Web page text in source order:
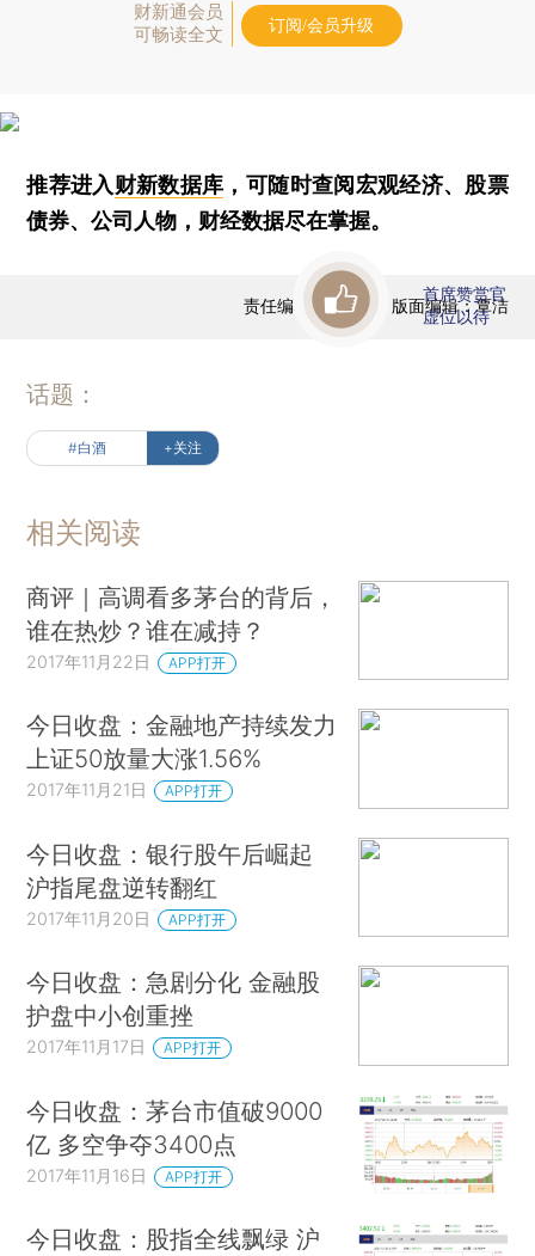
财新通会员
可畅读全文
订阅/会员升级
推荐进入财新数据库 ，可随时查阅宏观经济、股票
债券、公司人物，财经数据尽在掌握。
责任编辑：曹文姣 | 版面编辑：覃洁
首席赞赏官
虚位以待
话题：
#白酒 +关注
相关阅读
商评｜高调看多茅台的背后，
谁在热炒？谁在减持？
2017年11月22日 APP打开
今日收盘：金融地产持续发力
上证50放量大涨1.56%
2017年11月21日 APP打开
今日收盘：银行股午后崛起
沪指尾盘逆转翻红
2017年11月20日 APP打开
今日收盘：急剧分化 金融股
护盘中小创重挫
2017年11月17日 APP打开
今日收盘：茅台市值破9000
亿 多空争夺3400点
2017年11月16日 APP打开
今日收盘：股指全线飘绿 沪